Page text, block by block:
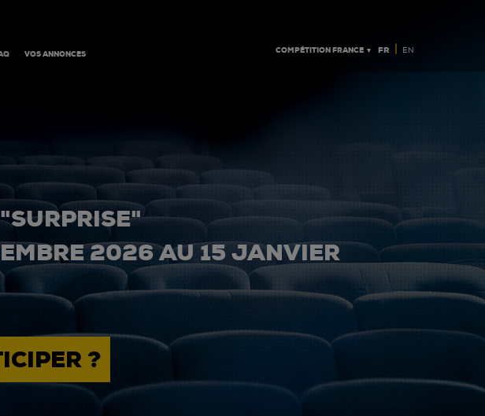
VOS ANNONCES COMPÉTITION FRANCE ▼ FR | EN
2026 AU 15 JANVIER
?